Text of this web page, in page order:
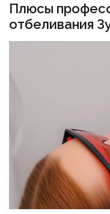
Плюсы
отбеливания